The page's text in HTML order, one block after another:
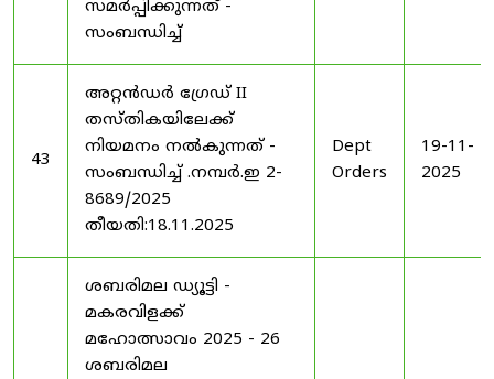
സമർപ്പിക്കുന്നത് -
സംബന്ധിച്ച്
43
അറ്റൻഡർ ഗ്രേഡ് II
തസ്തികയിലേക്ക്
നിയമനം നൽകുന്നത് -
സംബന്ധിച്ച് .നമ്പർ.ഇ 2-
8689/2025
തീയതി:18.11.2025
Dept
Orders
19-11-
2025
ശബരിമല ഡ്യൂട്ടി -
മകരവിളക്ക്
മഹോത്സാവം 2025 - 26
ശബരിമല